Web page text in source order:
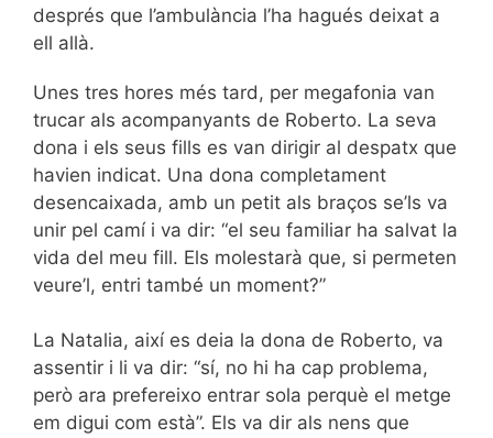
després que l’ambulància l’ha hagués deixat a
ell allà.
Unes tres hores més tard, per megafonia van
trucar als acompanyants de Roberto. La seva
dona i els seus fills es van dirigir al despatx que
havien indicat. Una dona completament
desencaixada, amb un petit als braços se’ls va
unir pel camí i va dir: “el seu familiar ha salvat la
vida del meu fill. Els molestarà que, si permeten
veure’l, entri també un moment?”
La Natalia, així es deia la dona de Roberto, va
assentir i li va dir: “sí, no hi ha cap problema,
però ara prefereixo entrar sola perquè el metge
em digui com està”. Els va dir als nens que